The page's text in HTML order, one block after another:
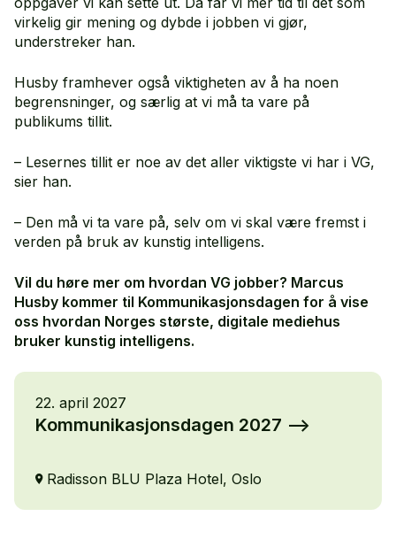
virkelig gir mening og dybde i jobben vi gjør,
understreker han.
Husby framhever også viktigheten av å ha noen
begrensninger, og særlig at vi må ta vare på
publikums tillit.
– Lesernes tillit er noe av det aller viktigste vi har i VG,
sier han.
– Den må vi ta vare på, selv om vi skal være fremst i
verden på bruk av kunstig intelligens.
Vil du høre mer om hvordan VG jobber? Marcus
Husby kommer til Kommunikasjonsdagen for å vise
oss hvordan Norges største, digitale mediehus
bruker kunstig intelligens.
22. april 2027
Kommunikasjonsdagen 2027
Radisson BLU Plaza Hotel, Oslo